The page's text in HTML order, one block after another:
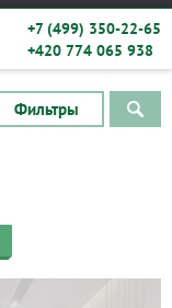
+7 (499) 350-22-65
+420 774 065 938
Фильтры